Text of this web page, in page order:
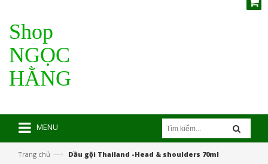
Shop
NGỌC
HẰNG
MENU
Trang chủ —› Dầu gội Thailand -Head & shoulders 70ml